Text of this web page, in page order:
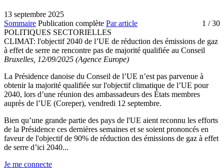
13 septembre 2025
Sommaire Publication complète Par article 1 / 30
POLITIQUES SECTORIELLES
CLIMAT: l'objectif 2040 de l’UE de réduction des émissions de gaz
à effet de serre ne rencontre pas de majorité qualifiée au Conseil
Bruxelles, 12/09/2025 (Agence Europe)
La Présidence danoise du Conseil de l’UE n’est pas parvenue à
obtenir la majorité qualifiée sur l'objectif climatique de l’UE pour
2040, lors d’une réunion des ambassadeurs des États membres
auprès de l’UE (Coreper), vendredi 12 septembre.
Bien qu’une grande partie des pays de l'UE aient reconnu les efforts
de la Présidence ces dernières semaines et se soient prononcés en
faveur de l'objectif de 90% de réduction des émissions de gaz à effet
de serre d’ici 2040...
Je me connecte